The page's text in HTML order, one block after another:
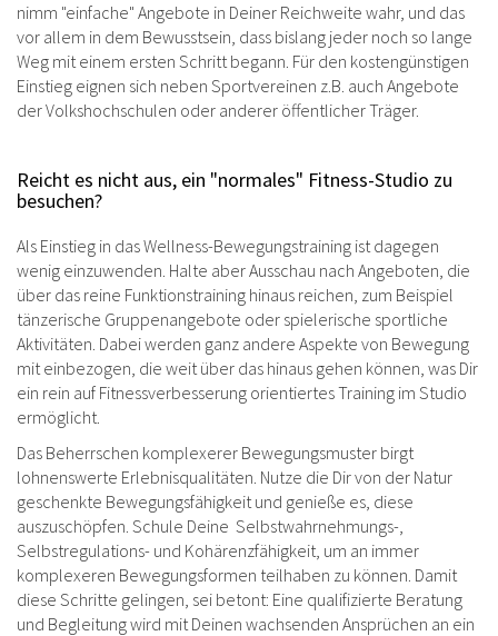
nimm "einfache" Angebote in Deiner Reichweite wahr, und das
vor allem in dem Bewusstsein, dass bislang jeder noch so lange
Weg mit einem ersten Schritt begann. Für den kostengünstigen
Einstieg eignen sich neben Sportvereinen z.B. auch Angebote
der Volkshochschulen oder anderer öffentlicher Träger.
Reicht es nicht aus, ein "normales" Fitness-Studio zu
besuchen?
Als Einstieg in das Wellness-Bewegungstraining ist dagegen
wenig einzuwenden. Halte aber Ausschau nach Angeboten, die
über das reine Funktionstraining hinaus reichen, zum Beispiel
tänzerische Gruppenangebote oder spielerische sportliche
Aktivitäten. Dabei werden ganz andere Aspekte von Bewegung
mit einbezogen, die weit über das hinaus gehen können, was Dir
ein rein auf Fitnessverbesserung orientiertes Training im Studio
ermöglicht.
Das Beherrschen komplexerer Bewegungsmuster birgt
lohnenswerte Erlebnisqualitäten. Nutze die Dir von der Natur
geschenkte Bewegungsfähigkeit und genieße es, diese
auszuschöpfen. Schule Deine Selbstwahrnehmungs-,
Selbstregulations- und Kohärenzfähigkeit, um an immer
komplexeren Bewegungsformen teilhaben zu können. Damit
diese Schritte gelingen, sei betont: Eine qualifizierte Beratung
und Begleitung wird mit Deinen wachsenden Ansprüchen an ein